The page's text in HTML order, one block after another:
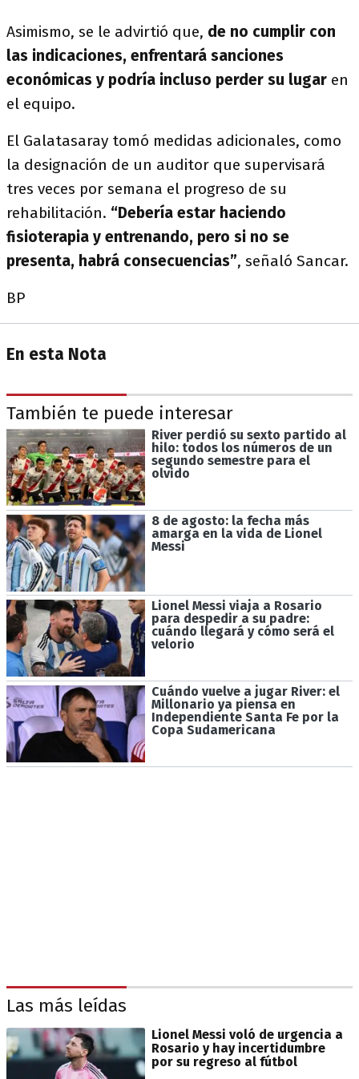
Asimismo, se le advirtió que, de no cumplir con
las indicaciones, enfrentará sanciones
económicas y podría incluso perder su lugar en
el equipo.
El Galatasaray tomó medidas adicionales, como
la designación de un auditor que supervisará
tres veces por semana el progreso de su
rehabilitación. “Debería estar haciendo
fisioterapia y entrenando, pero si no se
presenta, habrá consecuencias”, señaló Sancar.
BP
En esta Nota
También te puede interesar
River perdió su sexto partido al
hilo: todos los números de un
segundo semestre para el
olvido
8 de agosto: la fecha más
amarga en la vida de Lionel
Messi
Lionel Messi viaja a Rosario
para despedir a su padre:
cuándo llegará y cómo será el
velorio
Cuándo vuelve a jugar River: el
Millonario ya piensa en
Independiente Santa Fe por la
Copa Sudamericana
Las más leídas
Lionel Messi voló de urgencia a
Rosario y hay incertidumbre
por su regreso al fútbol